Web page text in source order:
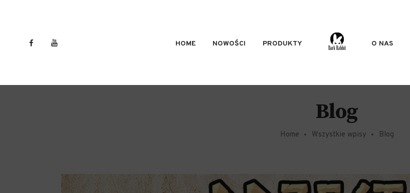
HOME NOWOŚCI PRODUKTY O NAS
Blog
Home Wszystkie wpisy Blog